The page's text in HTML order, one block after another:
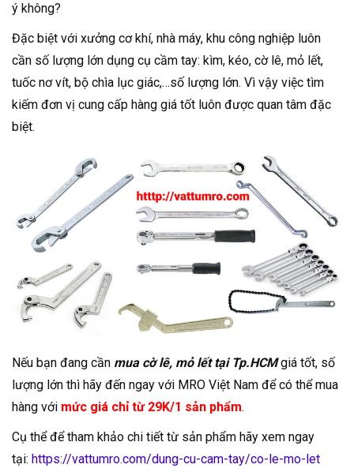
ý không?
Đặc biệt với xưởng cơ khí, nhà máy, khu công nghiệp luôn
cần số lượng lớn dụng cụ cầm tay: kìm, kéo, cờ lê, mỏ lết,
tuốc nơ vít, bộ chìa lục giác,…số lượng lớn. Vì vậy việc tìm
kiếm đơn vị cung cấp hàng giá tốt luôn được quan tâm đặc
biệt.
Nếu bạn đang cần mua cờ lê, mỏ lết tại Tp.HCMgiá tốt, số
lượng lớn thì hãy đến ngay với MRO Việt Nam để có thể mua
hàng với mức giá chỉ từ 29K/1 sản phẩm.
Cụ thể để tham khảo chi tiết từ sản phẩm hãy xem ngay
tại: https://vattumro.com/dung-cu-cam-tay/co-le-mo-let